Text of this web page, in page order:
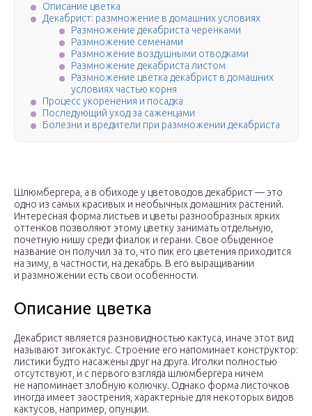
Описание цветка
Декабрист: размножение в домашних условиях
Размножение декабриста черенками
Размножение семенами
Размножение воздушными отводками
Размножение декабриста листом
Размножение цветка декабрист в домашних
условиях частью корня
Процесс укоренения и посадка
Последующий уход за саженцами
Болезни и вредители при размножении декабриста
Шлюмбергера, а в обиходе у цветоводов декабрист — это
одно из самых красивых и необычных домашних растений.
Интересная форма листьев и цветы разнообразных ярких
оттенков позволяют этому цветку занимать отдельную,
почетную нишу среди фиалок и герани. Свое обыденное
название он получил за то, что пик его цветения приходится
на зиму, в частности, на декабрь. В его выращивании
и размножении есть свои особенности.
Описание цветка
Декабрист является разновидностью кактуса, иначе этот вид
называют зигокактус. Строение его напоминает конструктор:
листики будто насажены друг на друга. Иголки полностью
отсутствуют, и с первого взгляда шлюмбергера ничем
не напоминает злобную колючку. Однако форма листочков
иногда имеет заострения, характерные для некоторых видов
кактусов, например, опунции.